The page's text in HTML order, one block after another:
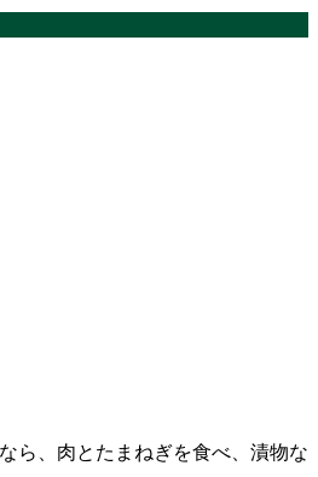
ら、肉とたまねぎを食べ、漬物な